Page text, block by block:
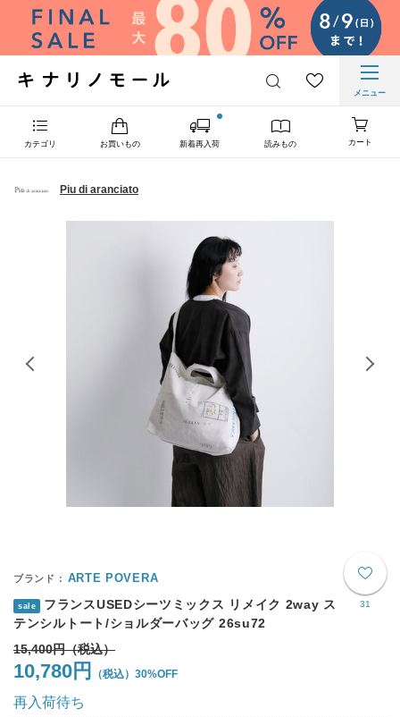
メニュー
カテゴリ お買いもの 新着再入荷 読みもの カート
Piu di aranciato
31
ARTE POVERA
sale
フランスUSEDシーツミックス リメイク 2way ス
テンシルトート/ショルダーバッグ 26su72
15,400円
10,780円 30%OFF
再入荷待ち